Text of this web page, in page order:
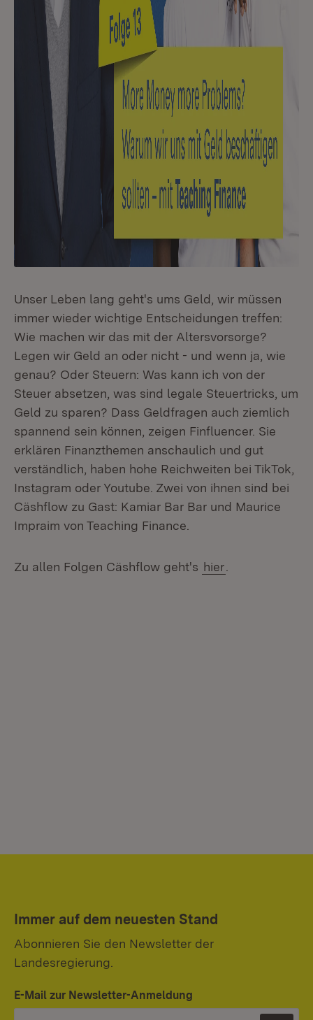
Unser Leben lang geht's ums Geld, wir müssen
immer wieder wichtige Entscheidungen treffen:
Wie machen wir das mit der Altersvorsorge?
Legen wir Geld an oder nicht - und wenn ja, wie
genau? Oder Steuern: Was kann ich von der
Steuer absetzen, was sind legale Steuertricks, um
Geld zu sparen? Dass Geldfragen auch ziemlich
spannend sein können, zeigen Finfluencer. Sie
erklären Finanzthemen anschaulich und gut
verständlich, haben hohe Reichweiten bei TikTok,
Instagram oder Youtube. Zwei von ihnen sind bei
Cäshflow zu Gast: Kamiar Bar Bar und Maurice
Impraim von Teaching Finance.
Zu allen Folgen Cäshflow geht's hier
Immer auf dem neuesten Stand
Abonnieren Sie den Newsletter der
Landesregierung.
E-Mail zur Newsletter-Anmeldung